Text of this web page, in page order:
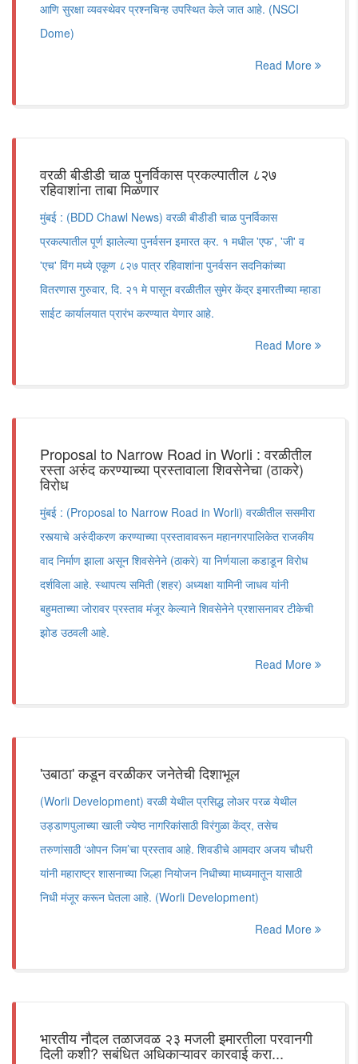
आणि सुरक्षा व्यवस्थेवर प्रश्नचिन्ह उपस्थित केले जात आहे. (NSCI
Dome)
Read More
वरळी बीडीडी चाळ पुनर्विकास प्रकल्पातील ८२७
रहिवाशांना ताबा मिळणार
मुंबई : (BDD Chawl News) वरळी बीडीडी चाळ पुनर्विकास
प्रकल्पातील पूर्ण झालेल्या पुनर्वसन इमारत क्र. १ मधील 'एफ', 'जी' व
'एच' विंग मध्ये एकूण ८२७ पात्र रहिवाशांना पुनर्वसन सदनिकांच्या
वितरणास गुरुवार, दि. २१ मे पासून वरळीतील सुमेर केंद्र इमारतीच्या म्हाडा
साईट कार्यालयात प्रारंभ करण्यात येणार आहे.
Read More
Proposal to Narrow Road in Worli : वरळीतील
रस्ता अरुंद करण्याच्या प्रस्तावाला शिवसेनेचा (ठाकरे)
विरोध
मुंबई : (Proposal to Narrow Road in Worli) वरळीतील ससमीरा
रस्त्याचे अरुंदीकरण करण्याच्या प्रस्तावावरून महानगरपालिकेत राजकीय
वाद निर्माण झाला असून शिवसेनेने (ठाकरे) या निर्णयाला कडाडून विरोध
दर्शविला आहे. स्थापत्य समिती (शहर) अध्यक्षा यामिनी जाधव यांनी
बहुमताच्या जोरावर प्रस्ताव मंजूर केल्याने शिवसेनेने प्रशासनावर टीकेची
झोड उठवली आहे.
Read More
'उबाठा' कडून वरळीकर जनेतेची दिशाभूल
(Worli Development) वरळी येथील प्रसिद्ध लोअर परळ येथील
उड्डाणपुलाच्या खाली ज्येष्ठ नागरिकांसाठी विरंगुळा केंद्र, तसेच
तरुणांसाठी ‌‘ओपन जिम‌’चा प्रस्ताव आहे. शिवडीचे आमदार अजय चौधरी
यांनी महाराष्ट्र शासनाच्या जिल्हा नियोजन निधीच्या माध्यमातून यासाठी
निधी मंजूर करून घेतला आहे. (Worli Development)
Read More
भारतीय नौदल तळाजवळ २३ मजली इमारतीला परवानगी
दिली कशी? सबंधित अधिकाऱ्यावर कारवाई करा...